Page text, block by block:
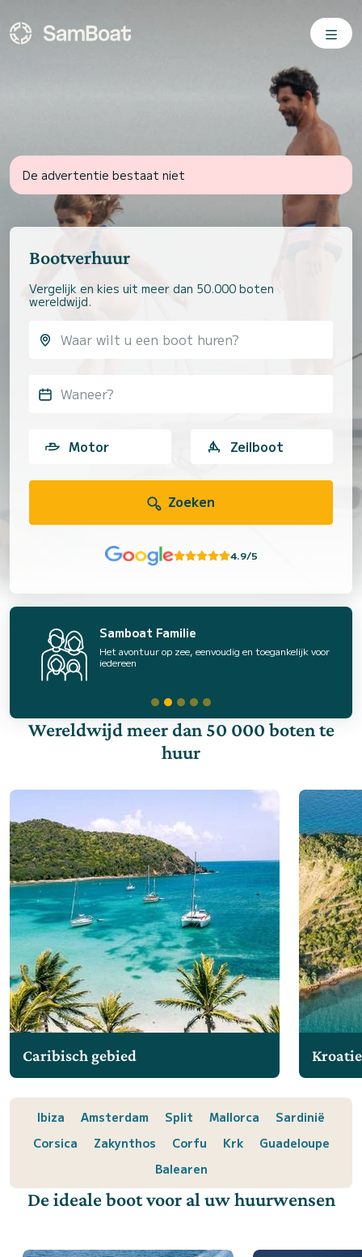
De advertentie bestaat niet
Bootverhuur
Vergelijk en kies uit meer dan 50.000 boten
wereldwijd.
Waneer?
Motor Zeilboot
Zoeken
4.9/5
Samboat Familie
Het avontuur op zee, eenvoudig en toegankelijk voor
iedereen
Wereldwijd meer dan 50 000 boten te
huur
Caribisch gebied Kroatie
Ibiza Amsterdam Split Mallorca
Sardinië
Corsica
Zakynthos Corfu Krk
Guadeloupe
Balearen
De ideale boot voor al uw huurwensen